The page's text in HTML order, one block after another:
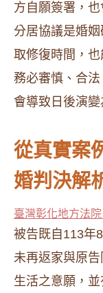
方自願簽署，
分居協議是婚
取修復時間，
務必審慎、合
會導致日後演變
從真實案
婚判決解
臺灣彰化地方法
被告既自113年
未再返家與原
生活之意願，